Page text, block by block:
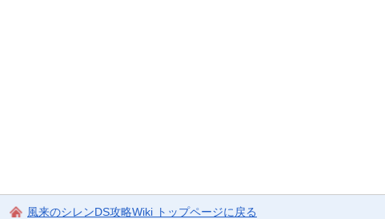
風来のシレンDS攻略Wiki トップページに戻る